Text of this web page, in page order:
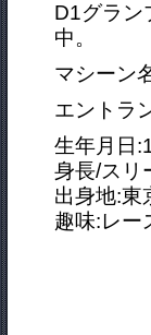
D1グラ
中。
マシーン
エントラ
生年月日
身長/スリ
出身地:
趣味:レ